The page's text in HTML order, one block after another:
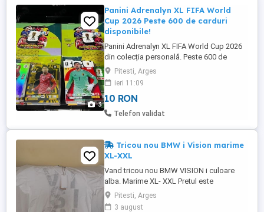
3
Panini Adrenalyn XL FIFA World
Cup 2026 Peste 600 de carduri
disponibile!
Panini Adrenalyn XL FIFA World Cup 2026
din colecția personală. Peste 600 de
carduri disponibile Carduri Base, Mascot,
National Flag și multe carduri speciale
(Heroes, Icons, Fan Favourites, Goal
Machines, Golden Ballers etc.) Prețuri: *
Carduri Base 1 leu buc. * Carduri Mascot &
Pitesti, Arges
ieri 11:09
10 RON
Telefon validat
Tricou nou BMW i Vision marime
XL-XXL
Vand tricou nou BMW VISION i culoare
alba. Marime XL- XXL Pretul este
negociabil. Transportul este gratuit. Mai
multe informatii la telefonul din anunt.
Pitesti, Arges
3 august